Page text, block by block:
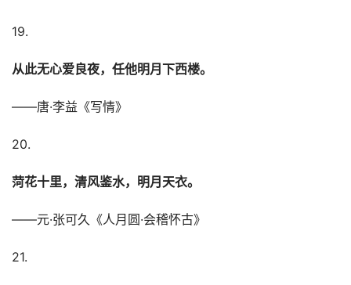
19.
从此无心爱良夜，任他明月下西楼。
——唐·李益《写情》
20.
菏花十里，清风鉴水，明月天衣。
——元·张可久《人月圆·会稽怀古》
21.